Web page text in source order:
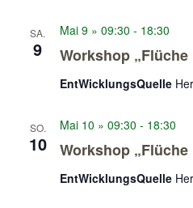
SA.
9 Workshop „Flüche
Mai 9 » 09:30 - 18:30
EntWicklungsQuelle
SO.
10 Workshop „Flüche
Mai 10 » 09:30 - 18:30
EntWicklungsQuelle